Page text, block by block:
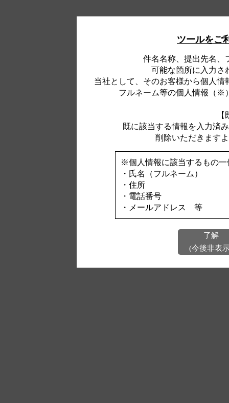
ツールをご
件名名称、提出先名、
可能な箇所に入力さ
当社として、そのお客様から個人
フルネーム等の個人情報（※
既に該当する情報を入力済
削除いただきます
※個人情報に該当するもの一
・氏名（フルネーム）
・住所
・電話番号
・メールアドレス 等
了解
(今後非表